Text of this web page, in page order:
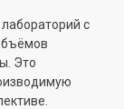
с
Это